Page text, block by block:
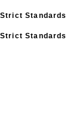
Strict Standards
Strict Standards